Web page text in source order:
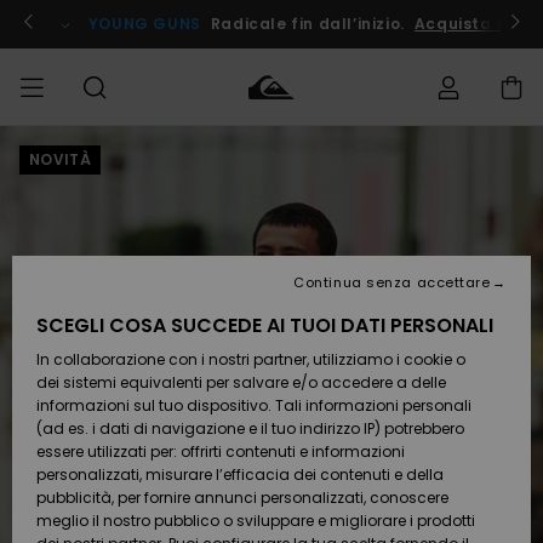
informazioni
prodotto
! YOUNG GUNS Radicale fin dall’inizio. Acquista Ora
UOMO
Accessori
Calzature
e
infradito
Surf /
Acqua
Accessori
Calzature
e
infradito
Surf /
Acqua
Nuovi
Da
Scoprire
Snow
SURF
Highlights
Comunità
SNOW
Shop
Snow
Shop
Donna
OUTLET
Outlet
Donna
Spedizione
Pagamento
Buono regalo
Quiksilver
Freedom
NOVITÀ
SCEGLI COSA SUCCEDE AI TUOI DATI PERSONALI
In collaborazione con i nostri partner, utilizziamo i cookie o
dei sistemi equivalenti per salvare e/o accedere a delle
informazioni sul tuo dispositivo. Tali informazioni personali
(ad es. i dati di navigazione e il tuo indirizzo IP) potrebbero
essere utilizzati per: offrirti contenuti e informazioni
personalizzati, misurare l’efficacia dei contenuti e della
pubblicità, per fornire annunci personalizzati, conoscere
meglio il nostro pubblico o sviluppare e migliorare i prodotti
Continua senza accettare